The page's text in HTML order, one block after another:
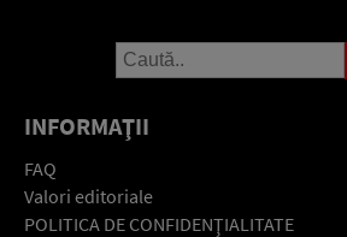
INFORMAŢII
FAQ
Valori editoriale
POLITICA DE CONFIDENŢIALITATE